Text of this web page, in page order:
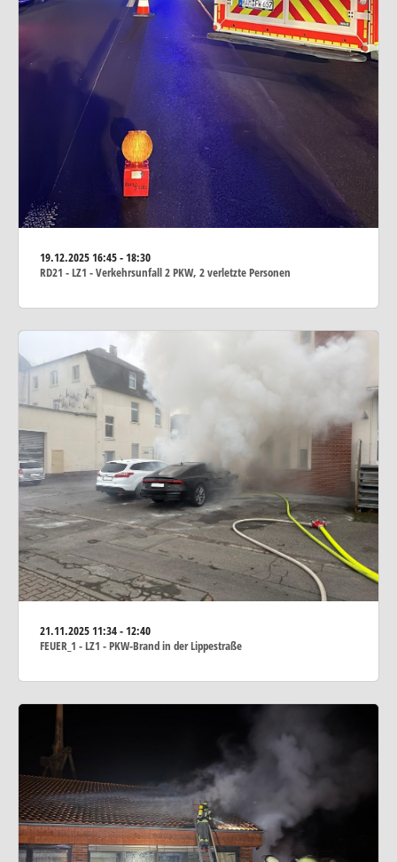
19.12.202516:45 - 18:30
RD21 - LZ1 - Verkehrsunfall 2 PKW, 2 verletzte Personen
21.11.202511:34 - 12:40
FEUER_1 - LZ1 - PKW-Brand in der Lippestraße